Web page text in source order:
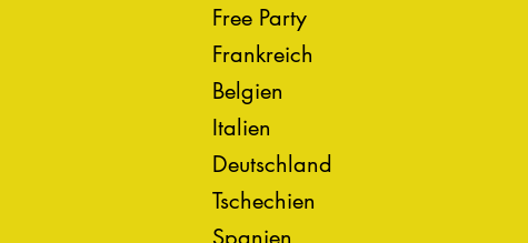
Free Party
Frankreich
Belgien
Italien
Deutschland
Tschechien